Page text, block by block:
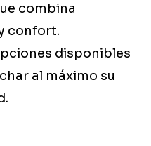
combina
confort.
disponibles
al máximo su